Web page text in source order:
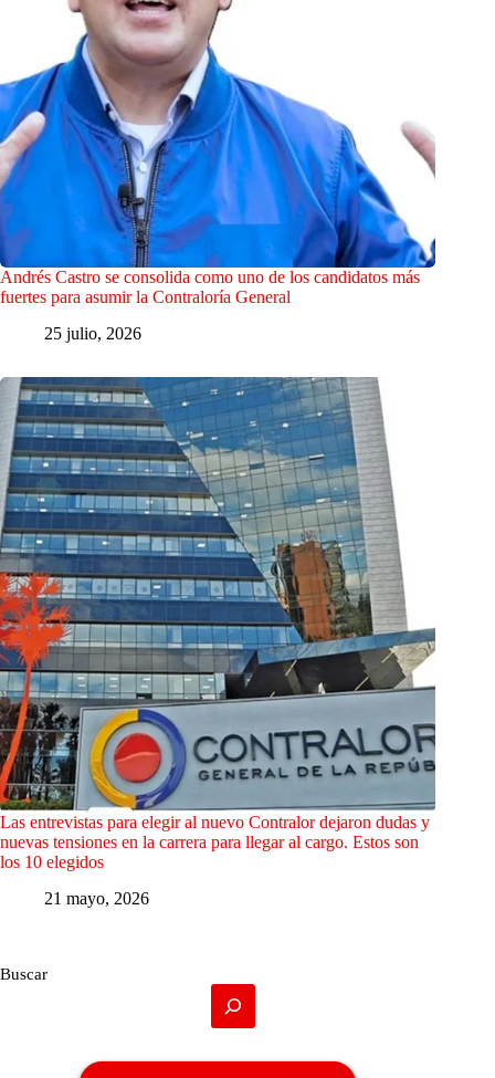
Andrés Castro se consolida como uno de los candidatos más
fuertes para asumir la Contraloría General
25 julio, 2026
Las entrevistas para elegir al nuevo Contralor dejaron dudas y
nuevas tensiones en la carrera para llegar al cargo. Estos son
los 10 elegidos
21 mayo, 2026
Buscar